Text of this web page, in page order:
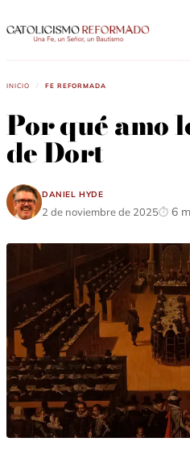
al
al
Inicio / Fe Reformada
Por qué amo
de Dort
Daniel Hyde
2 de noviembre de 2025 6